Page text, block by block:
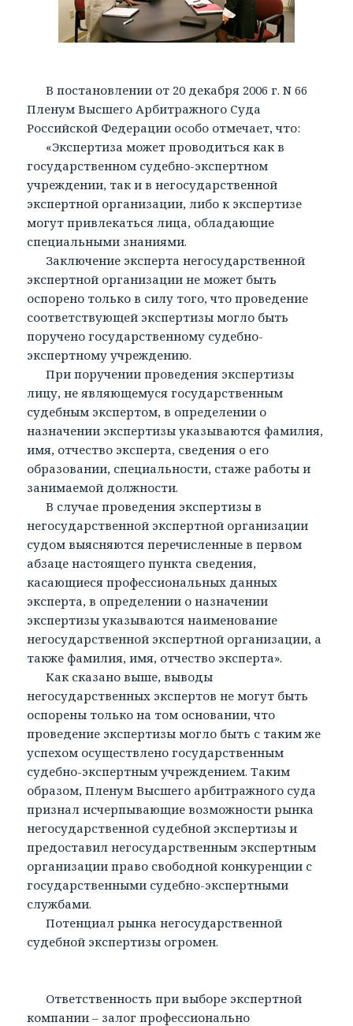
В постановлении от 20 декабря 2006 г. N 66
Пленум Высшего Арбитражного Суда
Российской Федерации особо отмечает, что:
«Экспертиза может проводиться как в
государственном судебно-экспертном
учреждении, так и в негосударственной
экспертной организации, либо к экспертизе
могут привлекаться лица, обладающие
специальными знаниями.
Заключение эксперта негосударственной
экспертной организации не может быть
оспорено только в силу того, что проведение
соответствующей экспертизы могло быть
поручено государственному судебно-
экспертному учреждению.
При поручении проведения экспертизы
лицу, не являющемуся государственным
судебным экспертом, в определении о
назначении экспертизы указываются фамилия,
имя, отчество эксперта, сведения о его
образовании, специальности, стаже работы и
занимаемой должности.
В случае проведения экспертизы в
негосударственной экспертной организации
судом выясняются перечисленные в первом
абзаце настоящего пункта сведения,
касающиеся профессиональных данных
эксперта, в определении о назначении
экспертизы указываются наименование
негосударственной экспертной организации, а
также фамилия, имя, отчество эксперта».
Как сказано выше, выводы
негосударственных экспертов не могут быть
оспорены только на том основании, что
проведение экспертизы могло быть с таким же
успехом осуществлено государственным
судебно-экспертным учреждением. Таким
образом, Пленум Высшего арбитражного суда
признал исчерпывающие возможности рынка
негосударственной судебной экспертизы и
предоставил негосударственным экспертным
организации право свободной конкуренции с
государственными судебно-экспертными
службами.
Потенциал рынка негосударственной
судебной экспертизы огромен.
Ответственность при выборе экспертной
компании – залог профессионально